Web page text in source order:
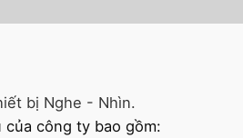
bị Nghe - Nhìn.
của công ty bao gồm: